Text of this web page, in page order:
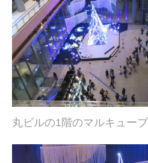
丸ビルの1階のマルキューブ